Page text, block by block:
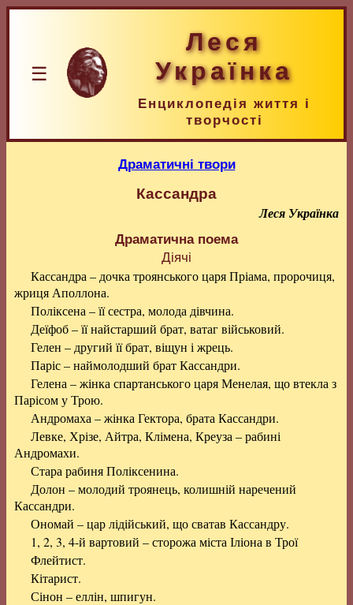
☰
Леся
Українка
Енциклопедія життя і
творчості
Драматичні твори
Кассандра
Леся Українка
Драматична поема
Діячі
Кассандра – дочка троянського царя Пріама, пророчиця,
жриця Аполлона.
Поліксена – її сестра, молода дівчина.
Деїфоб – її найстарший брат, ватаг військовий.
Гелен – другий її брат, віщун і жрець.
Паріс – наймолодший брат Кассандри.
Гелена – жінка спартанського царя Менелая, що втекла з
Парісом у Трою.
Андромаха – жінка Гектора, брата Кассандри.
Левке, Хрізе, Айтра, Клімена, Креуза – рабині
Андромахи.
Стара рабиня Поліксенина.
Долон – молодий троянець, колишній наречений
Кассандри.
Ономай – цар лідійський, що сватав Кассандру.
1, 2, 3, 4-й вартовий – сторожа міста Іліона в Трої
Флейтист.
Кітарист.
Сінон – еллін, шпигун.